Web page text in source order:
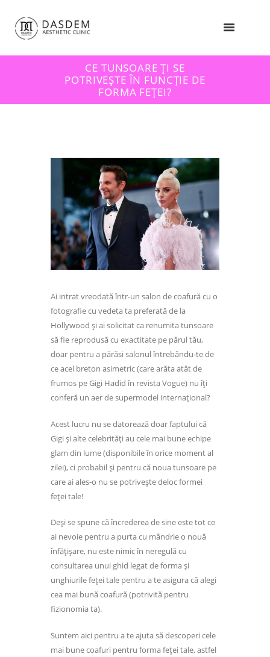
CE TUNSOARE ȚI SE
POTRIVEȘTE ÎN FUNCȚIE DE
FORMA FEȚEI?
Ai intrat vreodată într-un salon de coafură cu o
fotografie cu vedeta ta preferată de la
Hollywood și ai solicitat ca renumita tunsoare
să fie reprodusă cu exactitate pe părul tău,
doar pentru a părăsi salonul întrebându-te de
ce acel breton asimetric (care arăta atât de
frumos pe Gigi Hadid în revista Vogue) nu îți
conferă un aer de supermodel internațional?
Acest lucru nu se datorează doar faptului că
Gigi și alte celebrități au cele mai bune echipe
glam din lume (disponibile în orice moment al
zilei), ci probabil și pentru că noua tunsoare pe
care ai ales-o nu se potrivește deloc formei
feței tale!
Deși se spune că încrederea de sine este tot ce
ai nevoie pentru a purta cu mândrie o nouă
înfățișare, nu este nimic în neregulă cu
consultarea unui ghid legat de forma și
unghiurile feței tale pentru a te asigura că alegi
cea mai bună coafură (potrivită pentru
fizionomia ta).
Suntem aici pentru a te ajuta să descoperi cele
mai bune coafuri pentru forma feței tale, astfel